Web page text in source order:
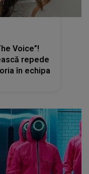
Voice”!
repede
în echipa